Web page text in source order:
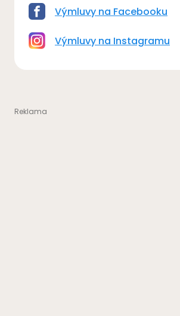
Výmluvy na Facebooku
Výmluvy na Instagramu